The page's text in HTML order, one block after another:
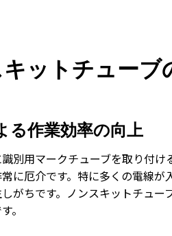
ットチューブ
作業効率の向上
別用マークチューブを取り付
に厄介です。特に多くの電線
がちです。ノンスキットチュ
。